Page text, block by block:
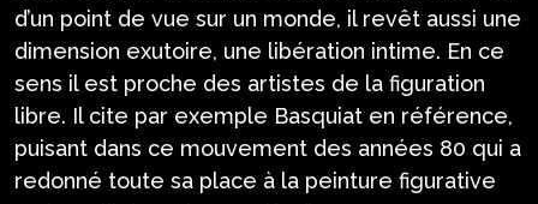
d’un point de vue sur un monde, il revêt aussi une
dimension exutoire, une libération intime. En ce
sens il est proche des artistes de la figuration
libre. Il cite par exemple Basquiat en référence,
puisant dans ce mouvement des années 80 qui a
redonné toute sa place à la peinture figurative